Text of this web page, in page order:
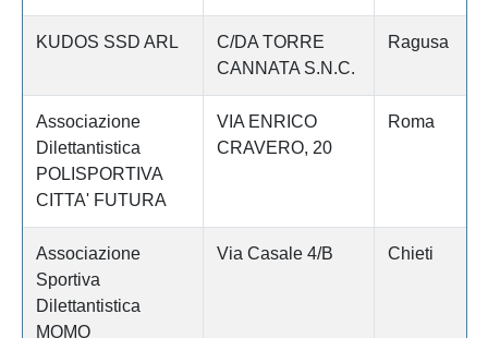
KUDOS SSD ARL
C/DA TORRE
CANNATA S.N.C.
Ragusa
Associazione
Dilettantistica
POLISPORTIVA
CITTA' FUTURA
VIA ENRICO
CRAVERO, 20
Roma
Associazione
Sportiva
Dilettantistica
MOMO
Via Casale 4/B Chieti